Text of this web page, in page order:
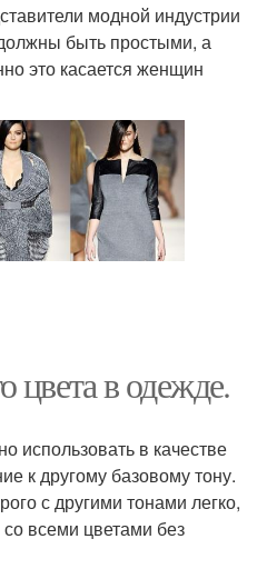
модной индустрии
быть простыми, а
это касается женщин
цвета в одежде.
использовать в качестве
к другому базовому тону.
с другими тонами легко,
всеми цветами без